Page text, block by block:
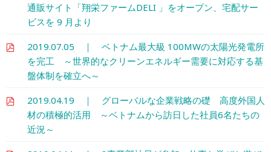
通販サイト「翔栄ファームDELI 」をオープン、宅配サー
ビスを 9 月より
2019.07.05 ｜ ベトナム最大級 100MWの太陽光発電所
を完工 ～世界的なクリーンエネルギー需要に対応する基
盤体制を確立へ～
2019.04.19 ｜ グローバルな企業戦略の礎 高度外国人
材の積極的活用 ～ベトナムから訪日した社員6名たちの
近況～